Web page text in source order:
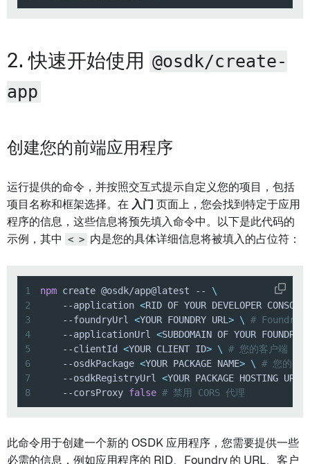
2. 快速开始使用 @osdk/create-
app
创建您的前端应用程序
运行提供的命令，并按照交互式提示自定义您的项目，包括
项目名称和框架选择。在 入门
页面上，您会找到特定于应用
程序的信息，这些信息将预先填入命令中。以下是此代码的
示例，其中
< > 内是您的具体详细信息将被填入的占位符：
1 npm create @osdk/app@latest -- \
2
    --application
<RID OF YOUR DEVELOPER
3
    --foundryUrl
<YOUR FOUNDRY URL > \
# Foundry
4
    --applicationUrl
<SUBDOMAIN OF YOUR FOUNDRY
5
    --clientId
<YOUR CLIENT ID> \
# 您的客户端 ID
6
    --osdkPackage
<YOUR PACKAGE NAME> \
# 您的包
7
    --osdkRegistryUrl
<YOUR PACKAGE HOSTING URL
8
    --corsProxy
false # 禁用 CORS 代理
此命令用于创建一个新的 OSDK 应用程序，您需要提供一些
必需的信息，例如应用程序的 RID、Foundry 的 URL、客户